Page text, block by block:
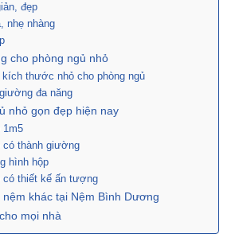
đẹp
nhẹ nhàng
cho phòng ngủ nhỏ
thước nhỏ cho phòng ngủ
đa năng
nhỏ gọn đẹp hiện nay
1m5
có thành giường
hình hộp
có thiết kế ấn tượng
khác tại Nệm Bình Dương
mọi nhà